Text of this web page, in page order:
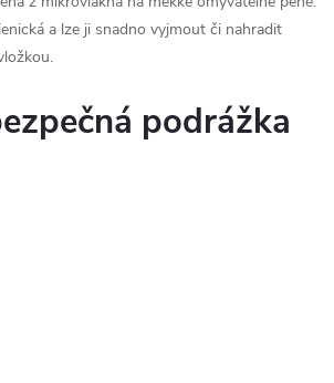
a lze ji snadno vyjmout či nahradit
podrážka